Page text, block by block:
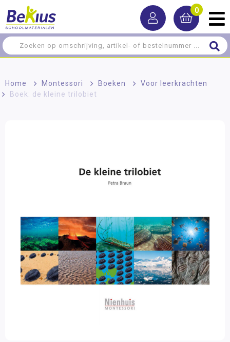
0
Home > Montessori > Boeken > Voor leerkrachten
Boek: de kleine trilobiet